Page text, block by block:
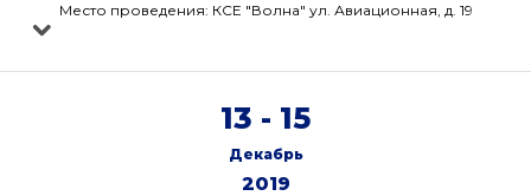
Место проведения: КСЕ "Волна" ул. Авиационная, д. 19
13 - 15
Декабрь
2019